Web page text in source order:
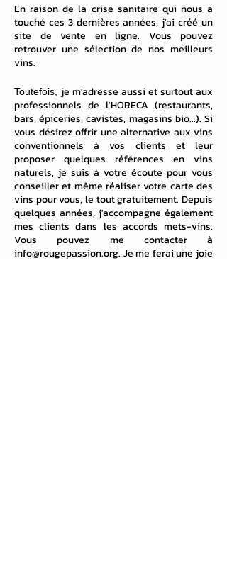
En raison de la crise sanitaire qui nous a
touché ces 3 dernières années, j'ai créé un
site de vente en ligne. Vous pouvez
retrouver une sélection de nos meilleurs
vins.
Toutefois, je m'adresse aussi et surtout aux
professionnels de l'HORECA (restaurants,
bars, épiceries, cavistes, magasins bio...). Si
vous désirez offrir une alternative aux vins
conventionnels à vos clients et leur
proposer quelques références en vins
naturels, je suis à votre écoute pour vous
conseiller et même réaliser votre carte des
vins pour vous, le tout gratuitement. Depuis
quelques années, j'accompagne également
mes clients dans les accords mets-vins.
Vous pouvez me contacter à
info@rougepassion.org. Je me ferai une joie